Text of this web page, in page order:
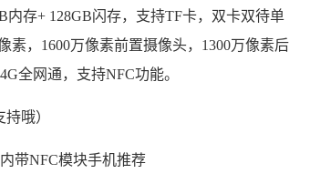
内存+ 128GB闪存，支持TF卡，双卡双待单
素，1600万像素前置摄像头，1300万像素后
全网通，支持NFC功能。
哦）